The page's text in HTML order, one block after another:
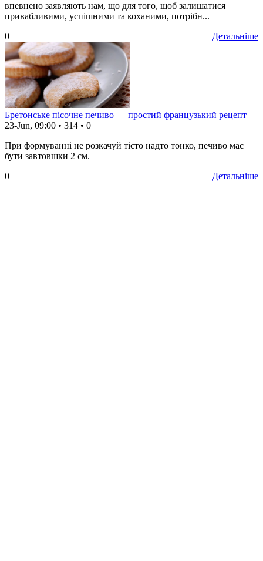
впевнено заявляють нам, що для того, щоб залишатися
привабливими, успішними та коханими, потрібн...
Детальніше
0
Бретонське пісочне печиво — простий французький рецепт
23-Jun, 09:00 • 314 • 0
При формуванні не розкачуй тісто надто тонко, печиво має
бути завтовшки 2 см.
Детальніше
0